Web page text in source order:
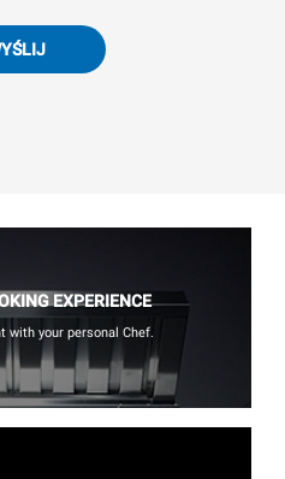
EXPERIENCE
with your personal Chef.